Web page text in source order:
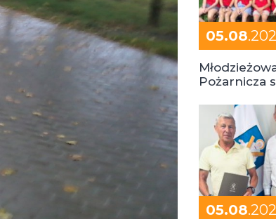
05.08
Pożarnicza
05.08